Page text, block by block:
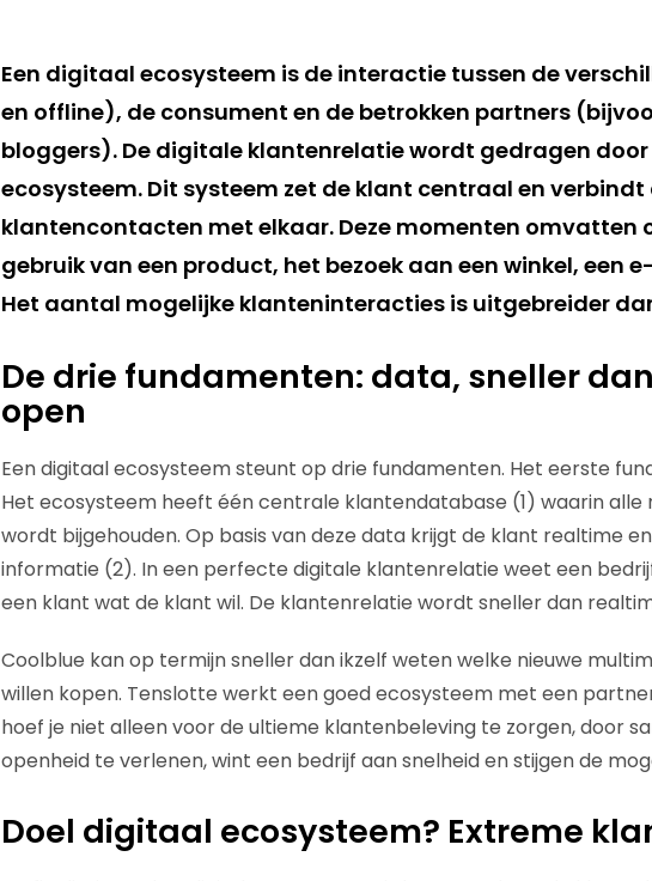
Een digitaal ecosysteem is de interactie tussen de
en offline), de consument en de betrokken partners
bloggers). De digitale klantenrelatie wordt gedragen
ecosysteem. Dit systeem zet de klant centraal en
klantencontacten met elkaar. Deze momenten omvatten
gebruik van een product, het bezoek aan een winkel, een
Het aantal mogelijke klanteninteracties is uitgebreider
De drie fundamenten: data, sneller
open
Een digitaal ecosysteem steunt op drie fundamenten. Het eerste
Het ecosysteem heeft één centrale klantendatabase (1) waarin
wordt bijgehouden. Op basis van deze data krijgt de klant realtime
informatie (2). In een perfecte digitale klantenrelatie weet een
een klant wat de klant wil. De klantenrelatie wordt sneller dan
Coolblue kan op termijn sneller dan ikzelf weten welke nieuwe
willen kopen. Tenslotte werkt een goed ecosysteem met een
hoef je niet alleen voor de ultieme klantenbeleving te zorgen, door
openheid te verlenen, wint een bedrijf aan snelheid en stijgen de
Doel digitaal ecosysteem? Extreme